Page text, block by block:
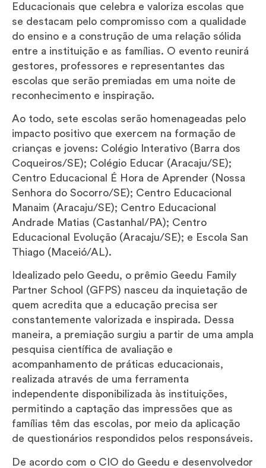
Educacionais que celebra e valoriza escolas que
se destacam pelo compromisso com a qualidade
do ensino e a construção de uma relação sólida
entre a instituição e as famílias. O evento reunirá
gestores, professores e representantes das
escolas que serão premiadas em uma noite de
reconhecimento e inspiração.
Ao todo, sete escolas serão homenageadas pelo
impacto positivo que exercem na formação de
crianças e jovens: Colégio Interativo (Barra dos
Coqueiros/SE); Colégio Educar (Aracaju/SE);
Centro Educacional É Hora de Aprender (Nossa
Senhora do Socorro/SE); Centro Educacional
Manaim (Aracaju/SE); Centro Educacional
Andrade Matias (Castanhal/PA); Centro
Educacional Evolução (Aracaju/SE); e Escola San
Thiago (Maceió/AL).
Idealizado pelo Geedu, o prêmio Geedu Family
Partner School (GFPS) nasceu da inquietação de
quem acredita que a educação precisa ser
constantemente valorizada e inspirada. Dessa
maneira, a premiação surgiu a partir de uma ampla
pesquisa científica de avaliação e
acompanhamento de práticas educacionais,
realizada através de uma ferramenta
independente disponibilizada às instituições,
permitindo a captação das impressões que as
famílias têm das escolas, por meio da aplicação
de questionários respondidos pelos responsáveis.
De acordo com o CIO do Geedu e desenvolvedor